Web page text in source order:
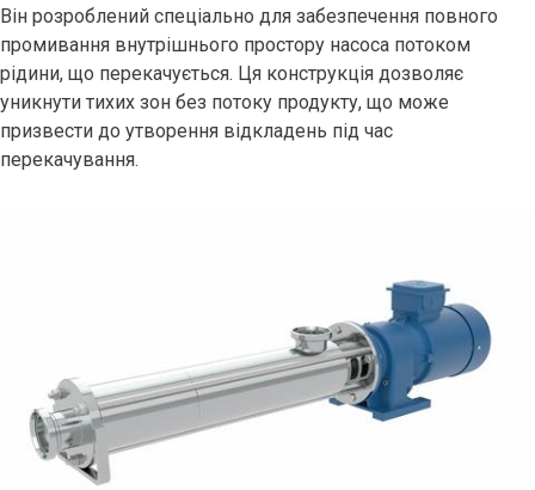
Він розроблений спеціально для забезпечення повного
промивання внутрішнього простору насоса потоком
рідини, що перекачується. Ця конструкція дозволяє
уникнути тихих зон без потоку продукту, що може
призвести до утворення відкладень під час
перекачування.